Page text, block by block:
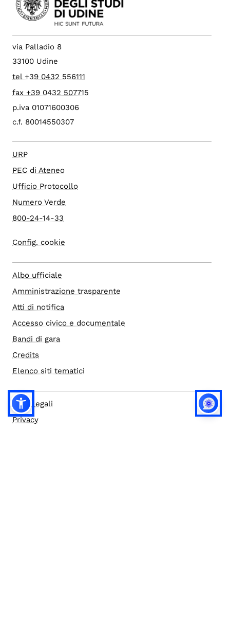
via Palladio 8
33100 Udine
tel +39 0432 556111
fax +39 0432 507715
p.iva 01071600306
c.f. 80014550307
URP
PEC di Ateneo
Ufficio Protocollo
Numero Verde
800-24-14-33
Config. cookie
Albo ufficiale
Amministrazione trasparente
Atti di notifica
Accesso civico e documentale
Bandi di gara
Credits
Elenco siti tematici
Note legali
Privacy